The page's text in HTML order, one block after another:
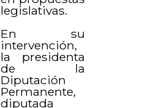
legislativas.
En su
intervención,
la presidenta
de la
Diputación
Permanente,
diputada